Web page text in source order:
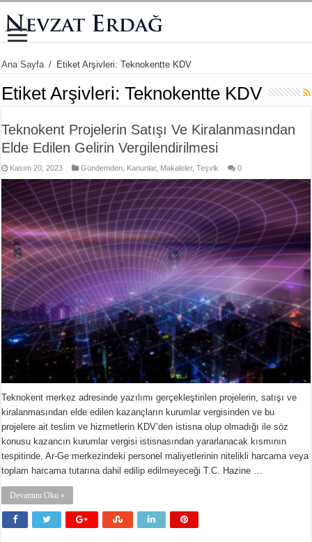
Ana Sayfa / Etiket Arşivleri: Teknokentte KDV
Etiket Arşivleri:Teknokentte KDV
Teknokent Projelerin Satışı Ve Kiralanmasından
Elde Edilen Gelirin Vergilendirilmesi
Kasım 20, 2023 Gündemden Kanunlar, Makaleler,Teşvik 0
Teknokent merkez adresinde yazılımı gerçekleştirilen projelerin, satışı ve
kiralanmasından elde edilen kazançların kurumlar vergisinden ve bu
projelere ait teslim ve hizmetlerin KDV’den istisna olup olmadığı ile söz
konusu kazancın kurumlar vergisi istisnasından yararlanacak kısmının
tespitinde, Ar-Ge merkezindeki personel maliyetlerinin nitelikli harcama veya
toplam harcama tutarına dahil edilip edilmeyeceği T.C. Hazine …
Devamını Oku »